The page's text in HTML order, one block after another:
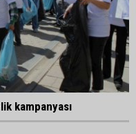
kampanyası